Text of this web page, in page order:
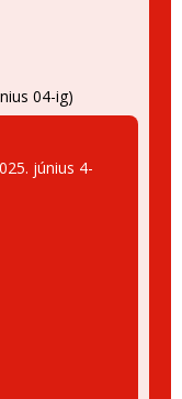
04-ig)
június 4-